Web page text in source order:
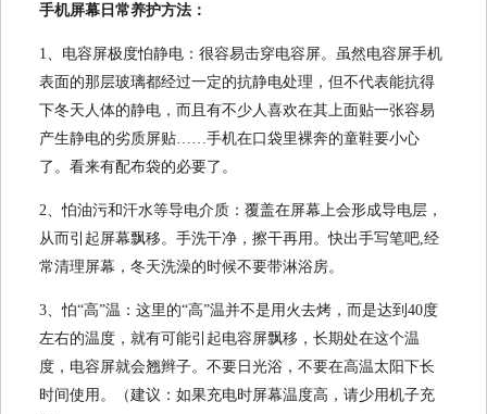
手机屏幕日常养护方法：
1、电容屏极度怕静电：很容易击穿电容屏。虽然电容屏手机
表面的那层玻璃都经过一定的抗静电处理，但不代表能抗得
下冬天人体的静电，而且有不少人喜欢在其上面贴一张容易
产生静电的劣质屏贴……手机在口袋里裸奔的童鞋要小心
了。看来有配布袋的必要了。
2、怕油污和汗水等导电介质：覆盖在屏幕上会形成导电层，
从而引起屏幕飘移。手洗干净，擦干再用。快出手写笔吧,经
常清理屏幕，冬天洗澡的时候不要带淋浴房。
3、怕“高”温：这里的“高”温并不是用火去烤，而是达到40度
左右的温度，就有可能引起电容屏飘移，长期处在这个温
度，电容屏就会翘辫子。不要日光浴，不要在高温太阳下长
时间使用。（建议：如果充电时屏幕温度高，请少用机子充